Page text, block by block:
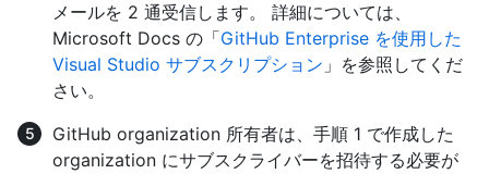
メールを 2 通受信します。 詳細については、
Microsoft Docs の「GitHub Enterprise を使用した
Visual Studio サブスクリプション 」を参照してくだ
さい。
GitHub organization 所有者は、手順 1 で作成した
organization にサブスクライバーを招待する必要が